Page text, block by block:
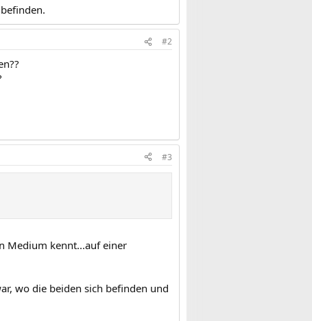
#2
#3
Medium kennt...auf einer
wo die beiden sich befinden und